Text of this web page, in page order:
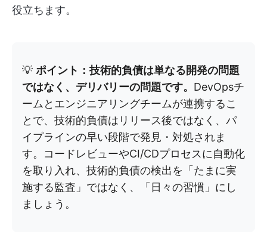
役立ちます。
💡 ポイント：技術的負債は単なる開発の問題
ではなく、デリバリーの問題です。 DevOpsチ
ームとエンジニアリングチームが連携するこ
とで、技術的負債はリリース後ではなく、パ
イプラインの早い段階で発見・対処されま
す。コードレビューやCI/CDプロセスに自動化
を取り入れ、技術的負債の検出を「たまに実
施する監査」ではなく、「日々の習慣」にし
ましょう。